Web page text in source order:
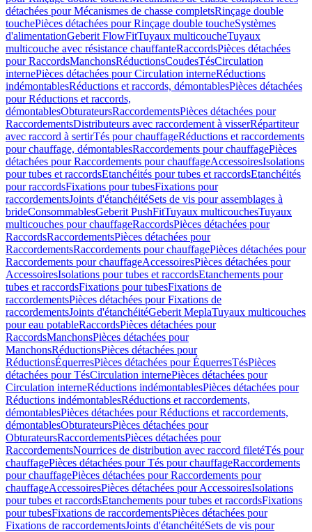
détachées pour Mécanismes de chasse completsRinçage double
touchePièces détachées pour Rinçage double toucheSystèmes
d'alimentationGeberit FlowFitTuyaux multicoucheTuyaux
multicouche avec résistance chauffanteRaccordsPièces détachées
pour RaccordsManchonsRéductionsCoudesTésCirculation
internePièces détachées pour Circulation interneRéductions
indémontablesRéductions et raccords, démontablesPièces détachées
pour Réductions et raccords,
démontablesObturateursRaccordementsPièces détachées pour
RaccordementsDistributeurs avec raccordement à visserRépartiteur
avec raccord à sertirTés pour chauffageRéductions et raccordements
pour chauffage, démontablesRaccordements pour chauffagePièces
détachées pour Raccordements pour chauffageAccessoiresIsolations
pour tubes et raccordsEtanchéités pour tubes et raccordsEtanchéités
pour raccordsFixations pour tubesFixations pour
raccordementsJoints d'étanchéitéSets de vis pour assemblages à
brideConsommablesGeberit PushFitTuyaux multicouchesTuyaux
multicouches pour chauffageRaccordsPièces détachées pour
RaccordsRaccordementsPièces détachées pour
RaccordementsRaccordements pour chauffagePièces détachées pour
Raccordements pour chauffageAccessoiresPièces détachées pour
AccessoiresIsolations pour tubes et raccordsEtanchements pour
tubes et raccordsFixations pour tubesFixations de
raccordementsPièces détachées pour Fixations de
raccordementsJoints d'étanchéitéGeberit MeplaTuyaux multicouches
pour eau potableRaccordsPièces détachées pour
RaccordsManchonsPièces détachées pour
ManchonsRéductionsPièces détachées pour
RéductionsÉquerresPièces détachées pour ÉquerresTésPièces
détachées pour TésCirculation internePièces détachées pour
Circulation interneRéductions indémontablesPièces détachées pour
Réductions indémontablesRéductions et raccordements,
démontablesPièces détachées pour Réductions et raccordements,
démontablesObturateursPièces détachées pour
ObturateursRaccordementsPièces détachées pour
RaccordementsNourrices de distribution avec raccord filetéTés pour
chauffagePièces détachées pour Tés pour chauffageRaccordements
pour chauffagePièces détachées pour Raccordements pour
chauffageAccessoiresPièces détachées pour AccessoiresIsolations
pour tubes et raccordsEtanchements pour tubes et raccordsFixations
pour tubesFixations de raccordementsPièces détachées pour
Fixations de raccordementsJoints d'étanchéitéSets de vis pour